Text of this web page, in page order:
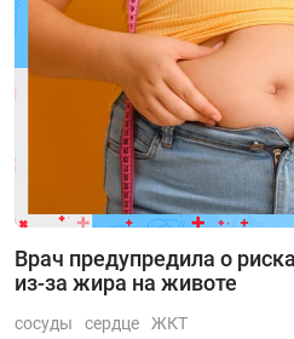
Врач предупредила о
из-за жира на животе
сосуды сердце ЖКТ